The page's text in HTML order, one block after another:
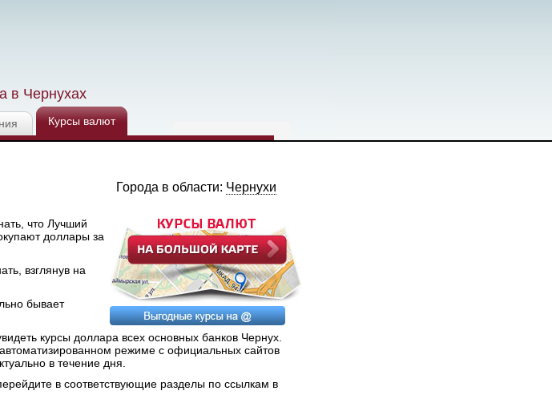
в Чернухах
Курсы валют
Города в области: Чернухи
что Лучший
доллары за
взглянув на
бывает
курсы доллара всех основных банков Чернух.
режиме с официальных сайтов
в течение дня.
в соответствующие разделы по ссылкам в